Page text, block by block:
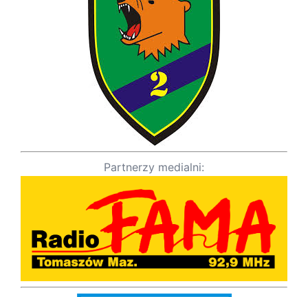
Partnerzy medialni: